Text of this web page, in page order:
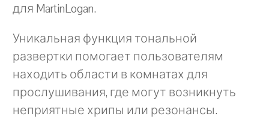
для MartinLogan.
Уникальная функция тональной
развертки помогает пользователям
находить области в комнатах для
прослушивания, где могут возникнуть
неприятные хрипы или резонансы.